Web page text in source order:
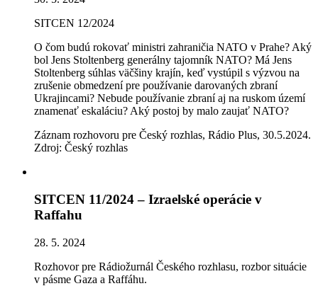
SITCEN 12/2024
O čom budú rokovať ministri zahraničia NATO v Prahe? Aký
bol Jens Stoltenberg generálny tajomník NATO? Má Jens
Stoltenberg súhlas väčšiny krajín, keď vystúpil s výzvou na
zrušenie obmedzení pre používanie darovaných zbraní
Ukrajincami? Nebude používanie zbraní aj na ruskom území
znamenať eskaláciu? Aký postoj by malo zaujať NATO?
Záznam rozhovoru pre Český rozhlas, Rádio Plus, 30.5.2024.
Zdroj: Český rozhlas
SITCEN 11/2024 – Izraelské operácie v
Raffahu
28. 5. 2024
Rozhovor pre Rádiožurnál Českého rozhlasu, rozbor situácie
v pásme Gaza a Raffáhu.